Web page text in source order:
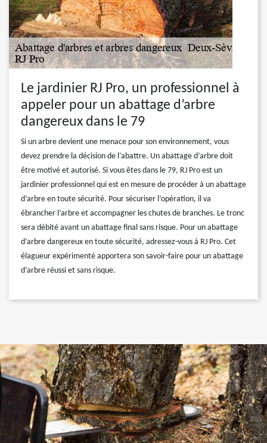
Le jardinier RJ Pro, un professionnel à
appeler pour un abattage d’arbre
dangereux dans le 79
Si un arbre devient une menace pour son environnement, vous
devez prendre la décision de l’abattre. Un abattage d’arbre doit
être motivé et autorisé. Si vous êtes dans le 79, RJ Pro est un
jardinier professionnel qui est en mesure de procéder à un abattage
d’arbre en toute sécurité. Pour sécuriser l’opération, il va
ébrancher l’arbre et accompagner les chutes de branches. Le tronc
sera débité avant un abattage final sans risque. Pour un abattage
d’arbre dangereux en toute sécurité, adressez-vous à RJ Pro. Cet
élagueur expérimenté apportera son savoir-faire pour un abattage
d’arbre réussi et sans risque.